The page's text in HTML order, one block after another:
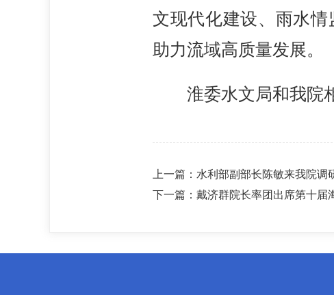
文现代化建设、雨水
助力流域高质量发展。
淮委水文局和我院
上一篇： 水利部副部长陈敏来我院调
下一篇： 戴济群院长率团出席第十届